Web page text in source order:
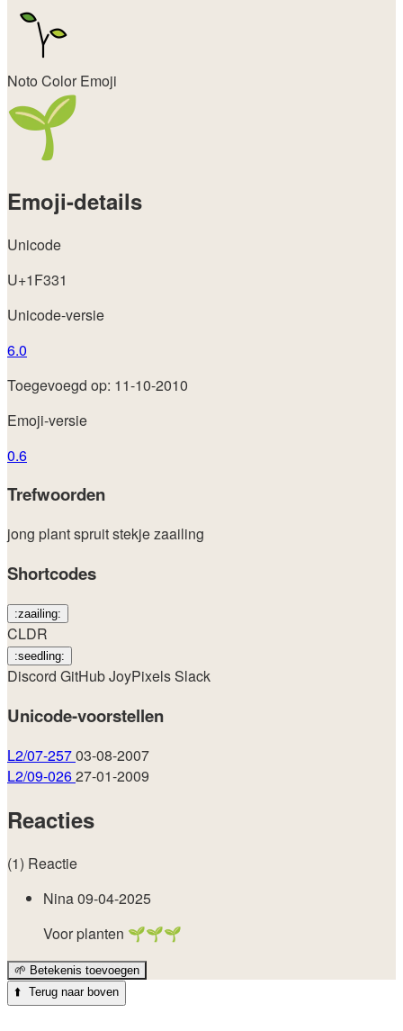
Noto Color Emoji
Emoji-details
Unicode
U+1F331
Unicode-versie
6.0
Toegevoegd op: 11-10-2010
Emoji-versie
0.6
Trefwoorden
jong plantspruitstekjezaailing
Shortcodes
:zaailing:
CLDR
:seedling:
Discord GitHubJoyPixelsSlack
Unicode-voorstellen
L2/07-25703-08-2007
L2/09-02627-01-2009
Reacties
(1) Reactie
Nina09-04-2025
Voor planten 🌱️🌱️🌱️
🌱 Betekenis toevoegen
⬆️ Terug naar boven